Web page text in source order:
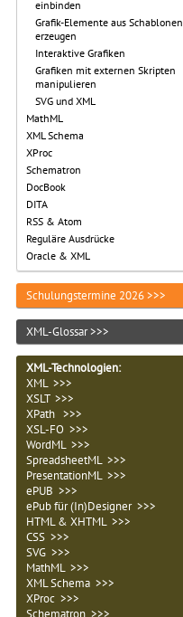
einbinden
Grafik-Elemente aus Schablonen
erzeugen
Interaktive Grafiken
Grafiken mit externen Skripten
manipulieren
SVG und XML
MathML
XML Schema
XProc
Schematron
DocBook
DITA
RSS & Atom
Reguläre Ausdrücke
Oracle & XML
Schulungstermine 2026 >>>
XML-Glossar >>>
XML-Technologien:
XML >>>
XSLT >>>
XPath >>>
XSL-FO >>>
WordML >>>
SpreadsheetML >>>
PresentationML >>>
ePUB >>>
ePub für (In)Designer >>>
HTML & XHTML >>>
CSS >>>
SVG >>>
MathML >>>
XML Schema >>>
XProc >>>
Schematron >>>